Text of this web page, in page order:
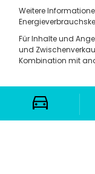
Weitere
Für Inhalte und
und
Kombination mit
verwendet, die
Intelligenz (KI)